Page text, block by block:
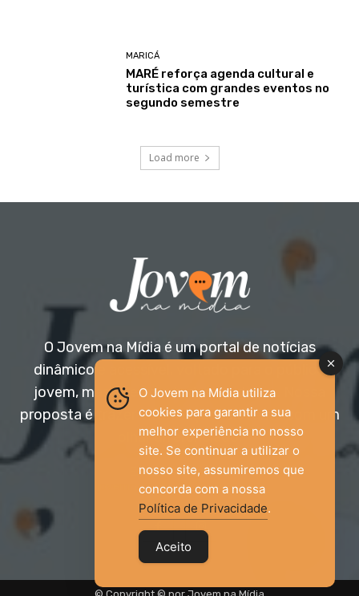
MARICÁ
MARÉ reforça agenda cultural e
turística com grandes eventos no
segundo semestre
Load more
O Jovem na Mídia é um portal de notícias
dinâmico e acessível, voltado para o público
jovem, mas aberto a todas as idades. Nossa
proposta é trazer informação relevante com um
olhar diferenciado.
Entre em contato:
jovemnamidia2017@gmail.com
O Jovem na Mídia utiliza
cookies para garantir a sua
melhor experiência no nosso
site. Se continuar a utilizar o
nosso site, assumiremos que
concorda com a nossa
Política de Privacidade.
Aceito